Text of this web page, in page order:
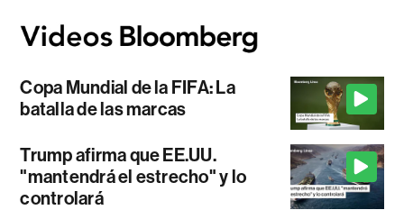
Copa Mundial de la FIFA: La
batalla de las marcas
Trump afirma que EE.UU.
"mantendrá el estrecho" y lo
controlará